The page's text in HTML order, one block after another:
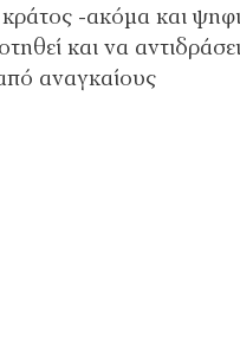
κράτος -ακόµα και
και να
αναγκαίους